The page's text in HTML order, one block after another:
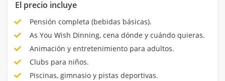
El precio incluye
Pensión completa (bebidas básicas).
As You Wish Dinning, cena dónde y cuándo quieras.
Animación y entretenimiento para adultos.
Clubs para niños.
Piscinas, gimnasio y pistas deportivas.